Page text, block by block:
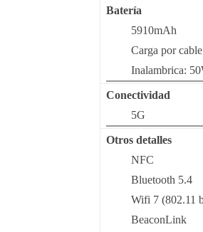
Batería
5910mAh
Carga por
Inalambrica:
Conectividad
5G
Otros detalles
NFC
Bluetooth 5.4
Wifi 7 (802.11
BeaconLink